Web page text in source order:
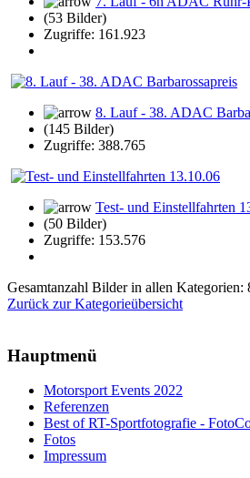
(53 Bilder)
Zugriffe: 161.923
8. Lauf - 38. ADAC
(145 Bilder)
Zugriffe: 388.765
Test- und Einstellfahrten
(50 Bilder)
Zugriffe: 153.576
Gesamtanzahl Bilder in allen Kategorien:
Zurück zur Kategorieübersicht
Hauptmenü
Motorsport Events 2022
Referenzen
Best of RT-Sportfotografie -
Fotos
Impressum